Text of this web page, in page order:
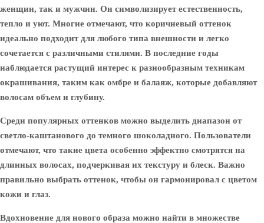
женщин, так и мужчин. Он символизирует естественность,
тепло и уют. Многие отмечают, что коричневый оттенок
идеально подходит для любого типа внешности и легко
сочетается с различными стилями. В последние годы
наблюдается растущий интерес к разнообразным техникам
окрашивания, таким как омбре и балаяж, которые добавляют
волосам объем и глубину.
Среди популярных оттенков можно выделить диапазон от
светло-каштанового до темного шоколадного. Пользователи
отмечают, что такие цвета особенно эффектно смотрятся на
длинных волосах, подчеркивая их текстуру и блеск. Важно
правильно выбрать оттенок, чтобы он гармонировал с цветом
кожи и глаз.
Вдохновение для нового образа можно найти в множестве